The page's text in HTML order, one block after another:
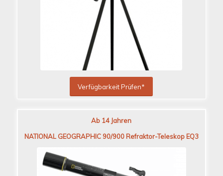
Verfügbarkeit Prüfen*
Ab 14 Jahren
NATIONAL GEOGRAPHIC 90/900 Refraktor-Teleskop EQ3